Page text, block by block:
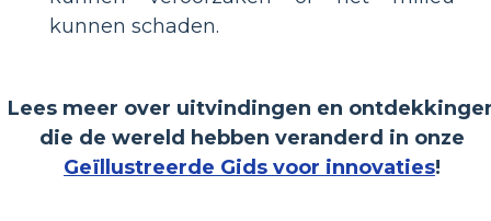
kunnen schaden.
Lees meer over uitvindingen en
die de wereld hebben veranderd in onze
Geïllustreerde Gids voor innovaties!